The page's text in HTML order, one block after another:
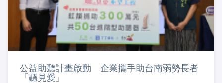
公益助聽計畫啟動 企業攜手助台南弱勢長者
「聽見愛」